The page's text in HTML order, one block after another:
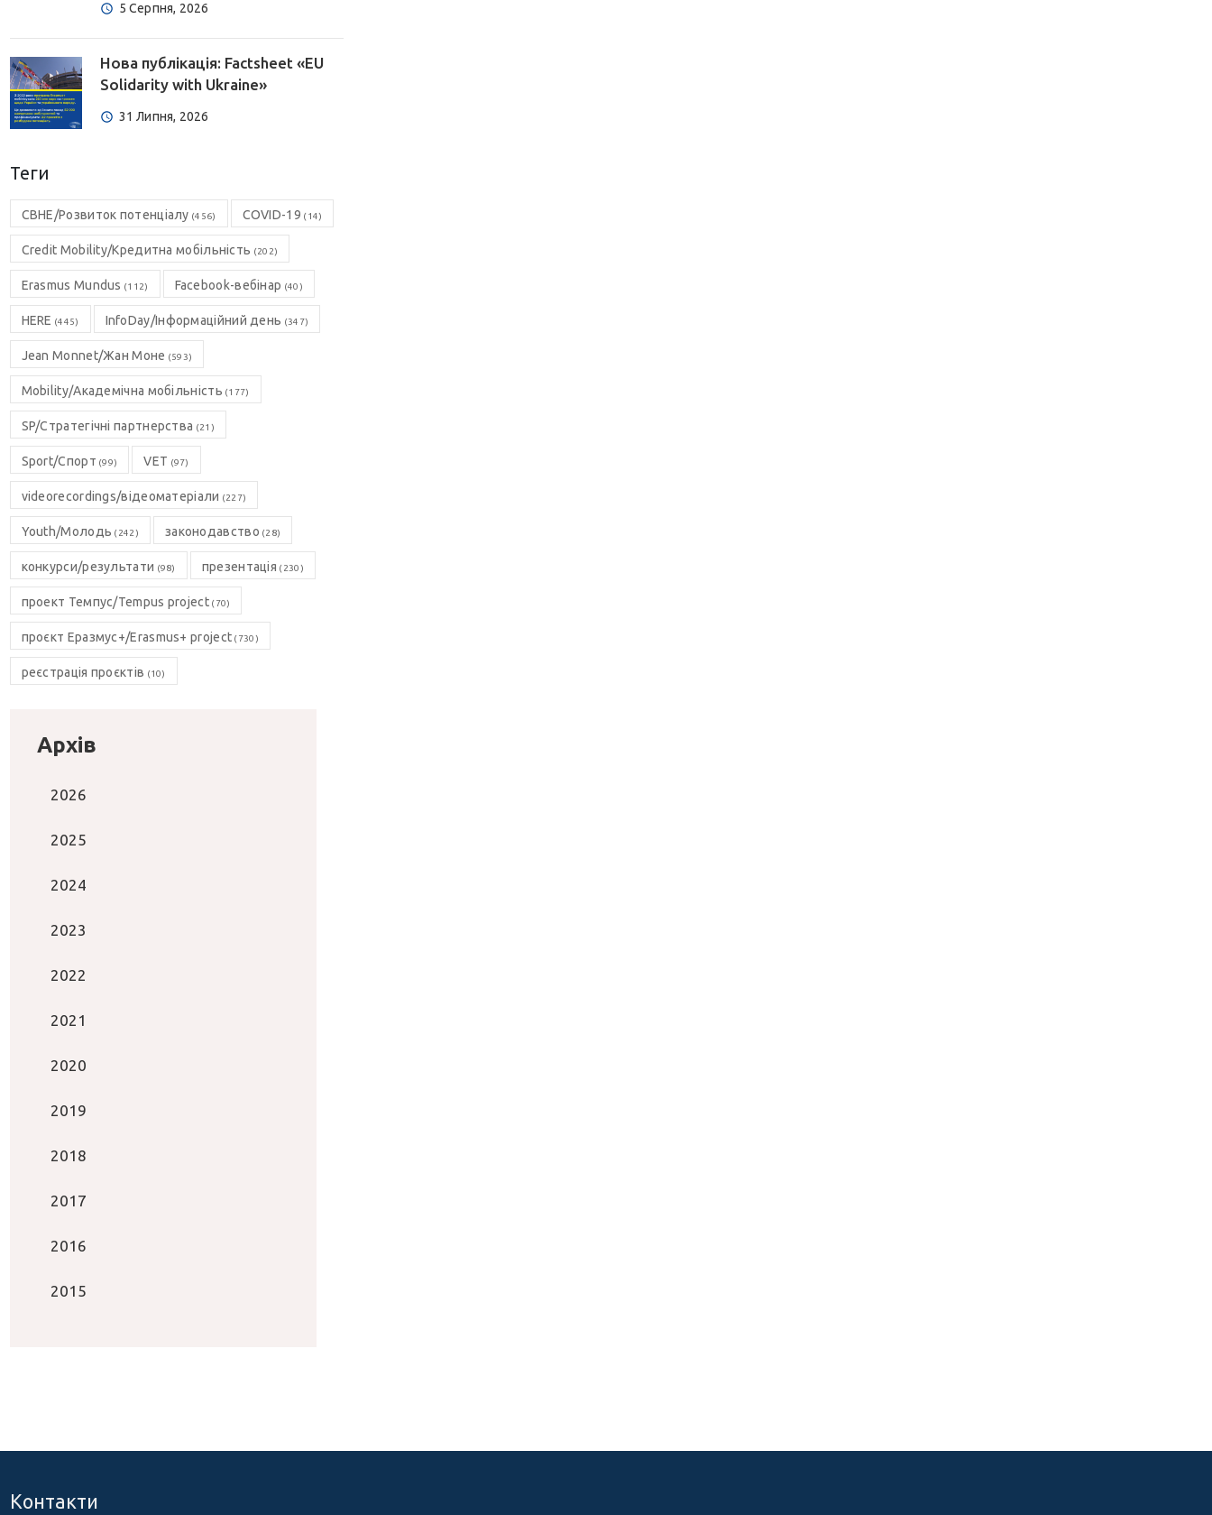
5 Серпня, 2026
Нова публікація: Factsheet «EU
Solidarity with Ukraine»
31 Липня, 2026
Теги
CBHE/Розвиток потенціалу (456) COVID-19 (14)
Credit Mobility/Кредитна мобільність (202)
Erasmus Mundus (112) Facebook-вебінар (40)
HERE (445) InfoDay/Інформаційний день (347)
Jean Monnet/Жан Моне (593)
Mobility/Академічна мобільність (177)
SP/Стратегічні партнерства (21)
Sport/Спорт (99) VET (97)
videorecordings/відеоматеріали (227)
Youth/Молодь (242) законодавство (28)
конкурси/результати (98) презентація (230)
проект Темпус/Tempus project(70)
проєкт Еразмус+/Erasmus+ project (730)
реєстрація проєктів (10)
Архів
2026
2025
2024
2023
2022
2021
2020
2019
2018
2017
2016
2015
Контакти